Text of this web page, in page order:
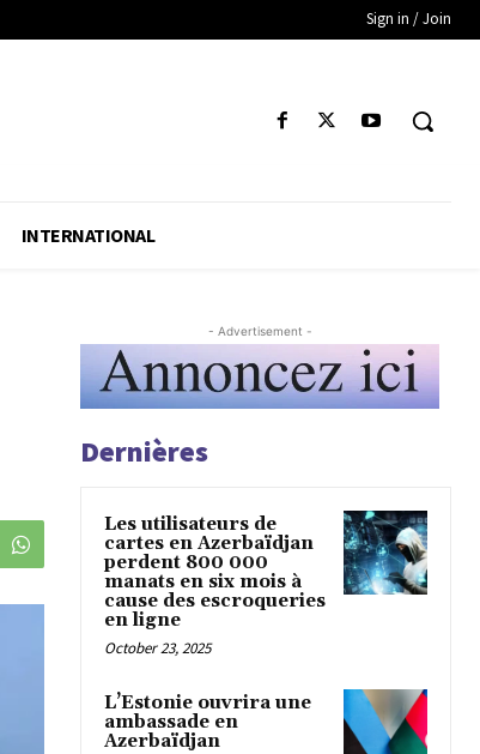
Sign in / Join
INTERNATIONAL
- Advertisement -
Dernières
Les utilisateurs de
cartes en Azerbaïdjan
perdent 800 000
manats en six mois à
cause des escroqueries
en ligne
October 23, 2025
L’Estonie ouvrira une
ambassade en
Azerbaïdjan